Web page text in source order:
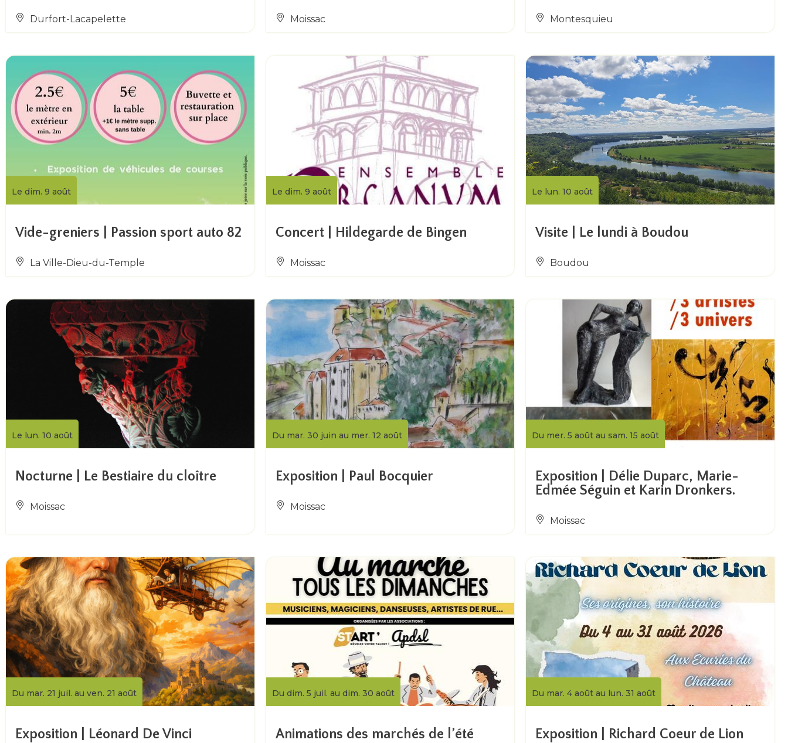
Durfort-Lacapelette Moissac Montesquieu
Le dim. 9 août
Vide-greniers | Passion sport auto 82
La Ville-Dieu-du-Temple
Le dim. 9 août
Concert | Hildegarde de Bingen
Moissac
Le lun. 10 août
Visite | Le lundi à Boudou
Boudou
Le lun. 10 août
Nocturne | Le Bestiaire du cloître
Moissac
Du mar. 30 juin au mer. 12 août
Exposition | Paul Bocquier
Moissac
Du mer. 5 août au sam. 15 août
Exposition | Délie Duparc, Marie-
Edmée Séguin et Karin Dronkers.
Moissac
Du mar. 21 juil. au ven. 21 août
Exposition | Léonard De Vinci
Du dim. 5 juil. au dim. 30 août
Animations des marchés de l’été
Du mar. 4 août au lun. 31 août
Exposition | Richard Coeur de Lion